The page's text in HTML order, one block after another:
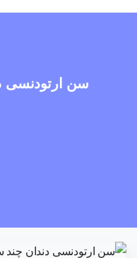
سن ارتودنسی